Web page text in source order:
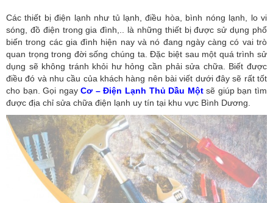
Các thiết bị điện lạnh như tủ lạnh, điều hòa, bình nóng lạnh, lo vi
sóng, đồ điện trong gia đình,.. là những thiết bị được sử dụng phổ
biến trong các gia đình hiện nay và nó đang ngày càng có vai trò
quan trọng trong đời sống chúng ta. Đặc biệt sau một quá trình sử
dụng sẽ không tránh khỏi hư hỏng cần phải sửa chữa. Biết được
điều đó và nhu cầu của khách hàng nên bài viết dưới đây sẽ rất tốt
cho bạn. Gọi ngayCơ – Điện Lạnh Thủ Dầu Một sẽ giúp bạn tìm
được địa chỉ sửa chữa điện lạnh uy tín tại khu vực Bình Dương.